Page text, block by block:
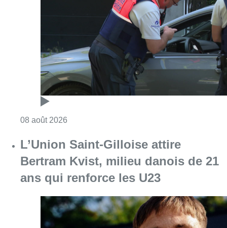
08 août 2026
L’Union Saint-Gilloise attire
Bertram Kvist, milieu danois de 21
ans qui renforce les U23